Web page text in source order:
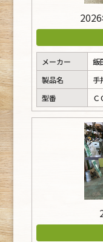
メーカー
飯
製品名
手
型番